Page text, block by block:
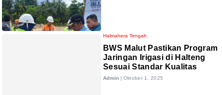
Halmahera Tengah
BWS Malut Pastikan Program
Jaringan Irigasi di Halteng
Sesuai Standar Kualitas
Admin | Oktober 1, 2025